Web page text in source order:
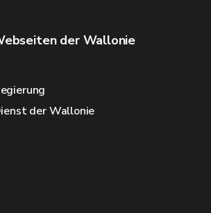
der Wallonie
der Wallonie